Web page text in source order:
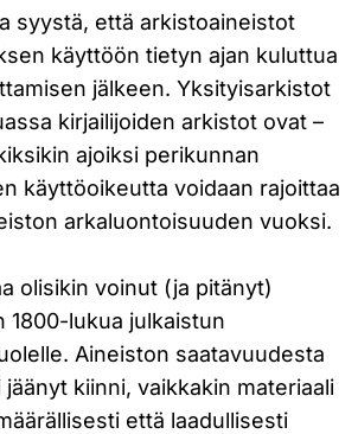
syystä, että arkistoaineistot
käyttöön tietyn ajan kuluttua
jälkeen. Yksityisarkistot
kirjailijoiden arkistot ovat –
ajoiksi perikunnan
käyttöoikeutta voidaan rajoittaa
arkaluontoisuuden vuoksi.
olisikin voinut (ja pitänyt)
1800-lukua julkaistun
Aineiston saatavuudesta
kiinni, vaikkakin materiaali
että laadullisesti